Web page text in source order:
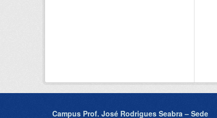
Campus Prof. José Rodrigues Seabra – Sede